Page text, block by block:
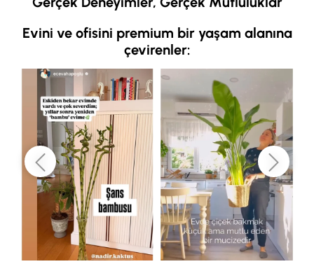
Evini ve ofisini premium bir yaşam alanına
çevirenler: